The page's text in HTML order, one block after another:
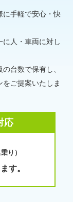
に手軽で安心・快
人・車両に対し
台数で保有し、
ご提案いたしま
応
り）
す。